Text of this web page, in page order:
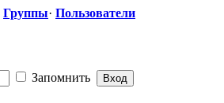
Группы· Пользователи
Запомнить